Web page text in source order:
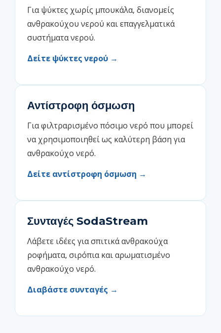
Για ψύκτες χωρίς μπουκάλα, διανομείς
ανθρακούχου νερού και επαγγελματικά
συστήματα νερού.
Δείτε ψύκτες νερού →
Αντίστροφη όσμωση
Για φιλτραρισμένο πόσιμο νερό που μπορεί
να χρησιμοποιηθεί ως καλύτερη βάση για
ανθρακούχο νερό.
Δείτε αντίστροφη όσμωση →
Συνταγές SodaStream
Λάβετε ιδέες για σπιτικά ανθρακούχα
ροφήματα, σιρόπια και αρωματισμένο
ανθρακούχο νερό.
Διαβάστε συνταγές →